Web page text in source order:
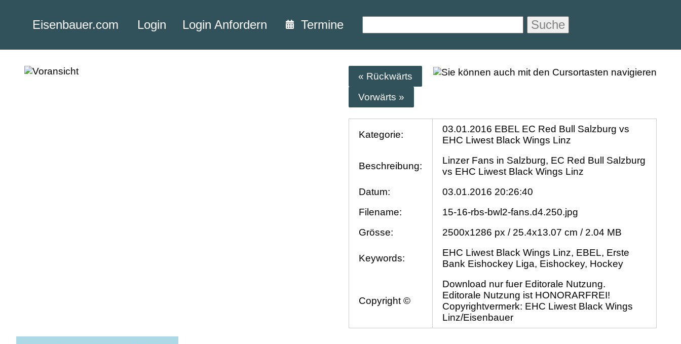
Eisenbauer.com Login Login Anfordern Termine Suche
« Rückwärts
Vorwärts »
Kategorie:
03.01.2016 EBEL EC Red Bull Salzburg vs
EHC Liwest Black Wings Linz
Beschreibung:
Linzer Fans in Salzburg, EC Red Bull Salzburg
vs EHC Liwest Black Wings Linz
Datum:
03.01.2016 20:26:40
Filename:
15-16-rbs-bwl2-fans.d4.250.jpg
Grösse:
2500x1286 px / 25.4x13.07 cm / 2.04 MB
Keywords:
EHC Liwest Black Wings Linz, EBEL, Erste
Bank Eishockey Liga, Eishockey, Hockey
Copyright ©
Download nur fuer Editorale Nutzung.
Editorale Nutzung ist HONORARFREI!
Copyrightvermerk: EHC Liwest Black Wings
Linz/Eisenbauer